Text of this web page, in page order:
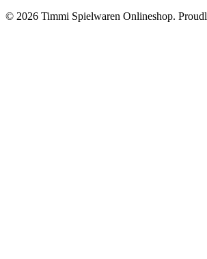
© 2026 Timmi Spielwaren Onlineshop.